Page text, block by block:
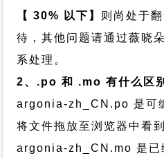
【 30% 以下】 则尚处于
待，其他问题请通过薇晓
系处理。
2、.po 和 .mo 有什么区
argonia-zh_CN.po 是可
将文件拖放至浏览器中看
argonia-zh_CN.mo 是已